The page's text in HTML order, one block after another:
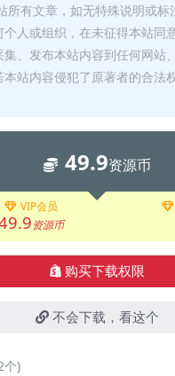
所有文章，如无特殊说明或标
人或组织，在未征得本站同
、发布本站内容到任何网站
本站内容侵犯了原著者的合法
49.9资源币
VIP会员
资源币
购买下载权限
不会下载，看这个
个)